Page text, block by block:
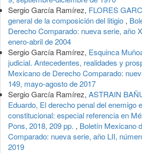
Sergio García Ramírez, FLORES
general de la composición del litigio ,
Derecho Comparado: nueva serie, año
enero-abril de 2004
Sergio García Ramírez, Esquinca
judicial. Antecedentes, realidades y
Mexicano de Derecho Comparado:
149, mayo-agosto de 2017
Sergio García Ramírez, ASTRAIN
Eduardo, El derecho penal del enemigo
constitucional: especial referencia en
Pons, 2018, 209 pp. , Boletín Mexicano
Comparado: nueva serie, año LII,
2019